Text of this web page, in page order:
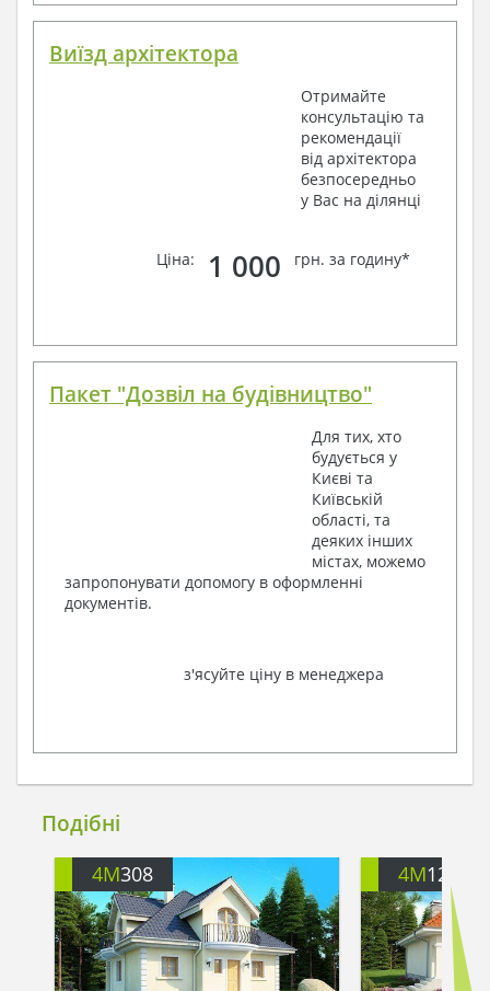
Виїзд архітектора
Отримайте
консультацію та
рекомендації
від архітектора
безпосередньо
у Вас на ділянці
Ціна: 1 000 грн. за годину*
Пакет "Дозвіл на будівництво"
Для тих, хто
будується у
Києві та
Київській
області, та
деяких інших
містах, можемо
запропонувати допомогу в оформленні
документів.
з'ясуйте ціну в менеджера
Подібні
4M308 4M122